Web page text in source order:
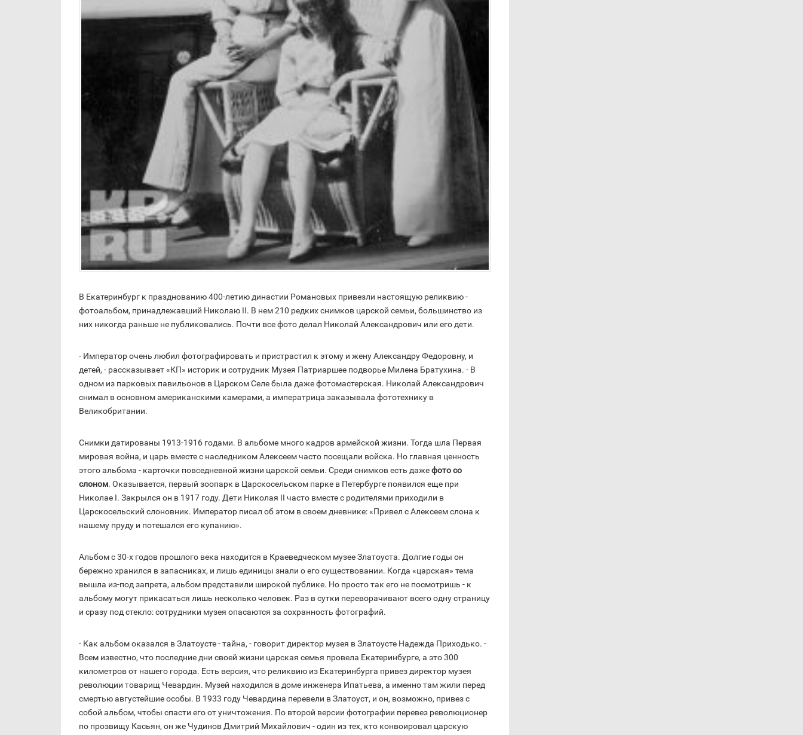
В Екатеринбург к празднованию 400-летию династии Романовых привезли настоящую реликвию -
фотоальбом, принадлежавший Николаю II. В нем 210 редких снимков царской семьи, большинство из
них никогда раньше не публиковались. Почти все фото делал Николай Александрович или его дети.
- Император очень любил фотографировать и пристрастил к этому и жену Александру Федоровну, и
детей, - рассказывает «КП» историк и сотрудник Музея Патриаршее подворье Милена Братухина. - В
одном из парковых павильонов в Царском Селе была даже фотомастерская. Николай Александрович
снимал в основном американскими камерами, а императрица заказывала фототехнику в
Великобритании.
Снимки датированы 1913-1916 годами. В альбоме много кадров армейской жизни. Тогда шла Первая
мировая война, и царь вместе с наследником Алексеем часто посещали войска. Но главная ценность
этого альбома - карточки повседневной жизни царской семьи. Среди снимков есть дажефото со
слоном. Оказывается, первый зоопарк в Царскосельском парке в Петербурге появился еще при
Николае I. Закрылся он в 1917 году. Дети Николая II часто вместе с родителями приходили в
Царскосельский слоновник. Император писал об этом в своем дневнике: «Привел с Алексеем слона к
нашему пруду и потешался его купанию».
Альбом с 30-х годов прошлого века находится в Краеведческом музее Златоуста. Долгие годы он
бережно хранился в запасниках, и лишь единицы знали о его существовании. Когда «царская» тема
вышла из-под запрета, альбом представили широкой публике. Но просто так его не посмотришь - к
альбому могут прикасаться лишь несколько человек. Раз в сутки переворачивают всего одну страницу
и сразу под стекло: сотрудники музея опасаются за сохранность фотографий.
- Как альбом оказался в Златоусте - тайна, - говорит директор музея в Златоусте Надежда Приходько. -
Всем известно, что последние дни своей жизни царская семья провела Екатеринбурге, а это 300
километров от нашего города. Есть версия, что реликвию из Екатеринбурга привез директор музея
революции товарищ Чевардин. Музей находился в доме инженера Ипатьева, а именно там жили перед
смертью августейшие особы. В 1933 году Чевардина перевели в Златоуст, и он, возможно, привез с
собой альбом, чтобы спасти его от уничтожения. По второй версии фотографии перевез революционер
по прозвищу Касьян, он же Чудинов Дмитрий Михайлович - один из тех, кто конвоировал царскую